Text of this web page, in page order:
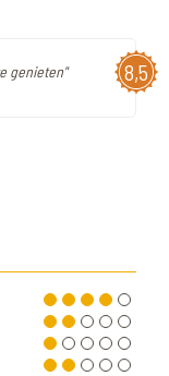
8,5
genieten"